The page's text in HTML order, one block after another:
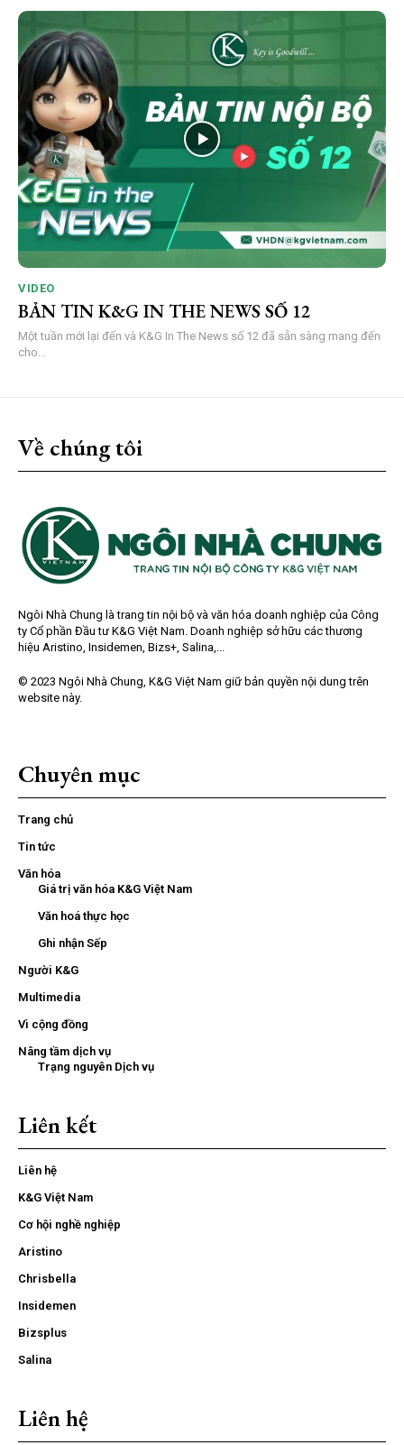
VIDEO
BẢN TIN K&G IN THE NEWS SỐ 12
Một tuần mới lại đến và K&G In The News số 12 đã sẵn sàng mang đến
cho...
Về chúng tôi
Ngôi Nhà Chung là trang tin nội bộ và văn hóa doanh nghiệp của Công
ty Cổ phần Đầu tư K&G Việt Nam. Doanh nghiệp sở hữu các thương
hiệu Aristino, Insidemen, Bizs+, Salina,...
© 2023 Ngôi Nhà Chung, K&G Việt Nam giữ bản quyền nội dung trên
website này.
Chuyên mục
Trang chủ
Tin tức
Văn hóa
Giá trị văn hóa K&G Việt Nam
Văn hoá thực học
Ghi nhận Sếp
Người K&G
Multimedia
Vì cộng đồng
Nâng tầm dịch vụ
Trạng nguyên Dịch vụ
Liên kết
Liên hệ
K&G Việt Nam
Cơ hội nghề nghiệp
Aristino
Chrisbella
Insidemen
Bizsplus
Salina
Liên hệ